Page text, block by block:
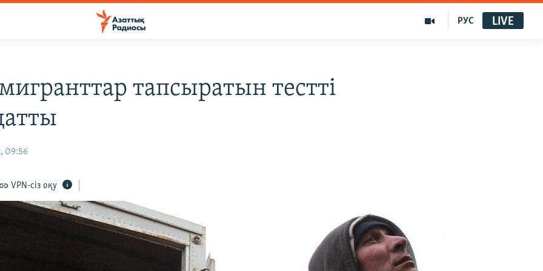
РУС LIVE
тапсыратын тестті
09:56
VPN-сіз оқу